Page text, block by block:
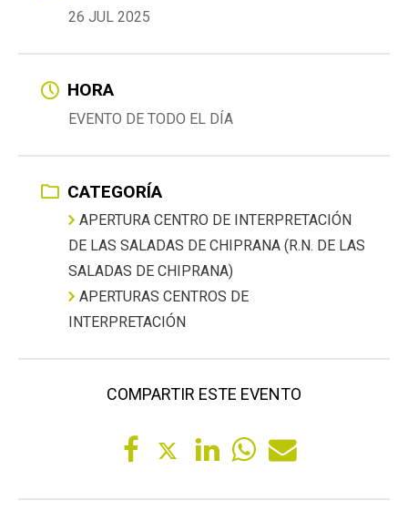
26 JUL 2025
HORA
EVENTO DE TODO EL DÍA
CATEGORÍA
APERTURA CENTRO DE INTERPRETACIÓN
DE LAS SALADAS DE CHIPRANA (R.N. DE LAS
SALADAS DE CHIPRANA)
APERTURAS CENTROS DE
INTERPRETACIÓN
COMPARTIR ESTE EVENTO